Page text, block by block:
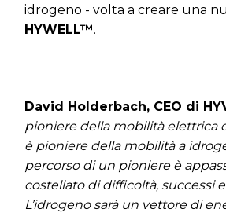
idrogeno - volta a creare una
HYWELL™.
David Holderbach, CEO di
pioniere della mobilità elettrica
è pioniere della mobilità a
percorso di un pioniere è
costellato di difficoltà, successi
L’idrogeno sarà un vettore di